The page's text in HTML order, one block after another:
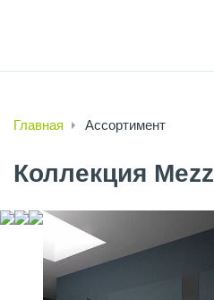
Главная Ассортимент
Коллекция